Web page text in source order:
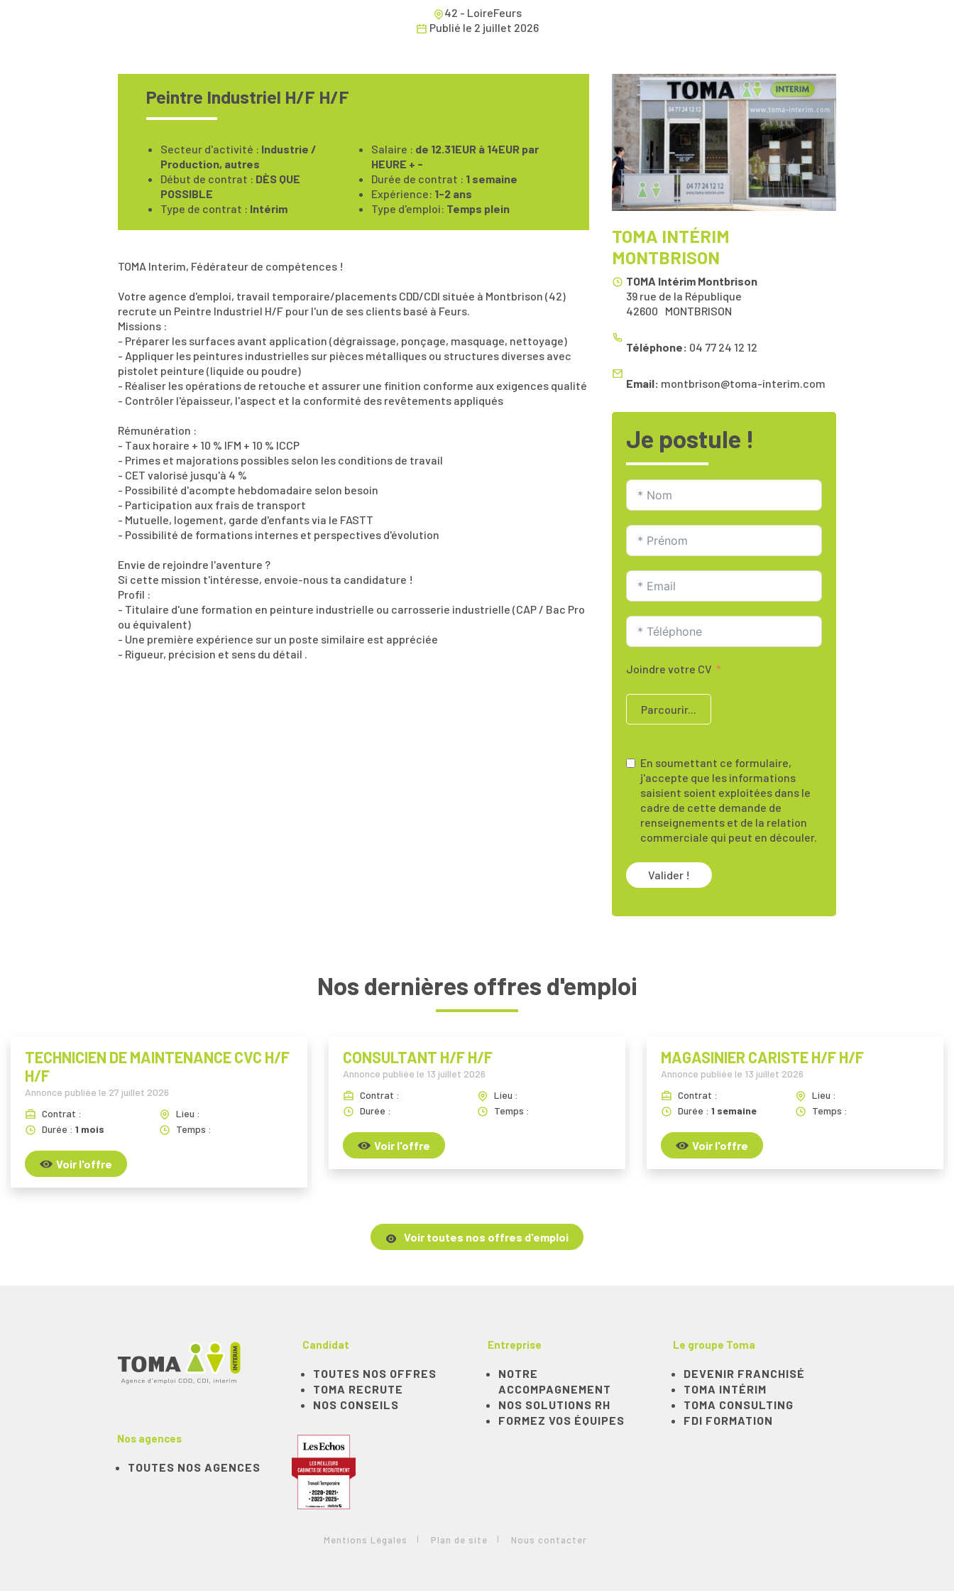
42 - LoireFeurs
Publié le 2 juillet 2026
Peintre Industriel H/F H/F
Secteur d'activité : Industrie /
Production, autres
Début de contrat : DÈS QUE
POSSIBLE
Type de contrat : Intérim
Salaire : de 12.31EUR à 14EUR par
HEURE + -
Durée de contrat : 1 semaine
Expérience: 1-2 ans
Type d'emploi: Temps plein
TOMA Interim, Fédérateur de compétences !
Votre agence d'emploi, travail temporaire/placements CDD/CDI située à Montbrison (42)
recrute un Peintre Industriel H/F pour l'un de ses clients basé à Feurs.
Missions :
- Préparer les surfaces avant application (dégraissage, ponçage, masquage, nettoyage)
- Appliquer les peintures industrielles sur pièces métalliques ou structures diverses avec
pistolet peinture (liquide ou poudre)
- Réaliser les opérations de retouche et assurer une finition conforme aux exigences qualité
- Contrôler l'épaisseur, l'aspect et la conformité des revêtements appliqués
Rémunération :
- Taux horaire + 10 % IFM + 10 % ICCP
- Primes et majorations possibles selon les conditions de travail
- CET valorisé jusqu'à 4 %
- Possibilité d'acompte hebdomadaire selon besoin
- Participation aux frais de transport
- Mutuelle, logement, garde d'enfants via le FASTT
- Possibilité de formations internes et perspectives d'évolution
Envie de rejoindre l'aventure ?
Si cette mission t'intéresse, envoie-nous ta candidature !
Profil :
- Titulaire d'une formation en peinture industrielle ou carrosserie industrielle (CAP / Bac Pro
ou équivalent)
- Une première expérience sur un poste similaire est appréciée
- Rigueur, précision et sens du détail .
TOMA INTÉRIM
MONTBRISON
TOMA Intérim Montbrison
39 rue de la République
MONTBRISON
42600
Téléphone: 04 77 24 12 12
Email: montbrison@toma-interim.com
Je postule !
Joindre votre CV
Parcourir...
En soumettant ce formulaire,
j'accepte que les informations
saisient soient exploitées dans le
cadre de cette demande de
renseignements et de la relation
commerciale qui peut en découler.
Valider !
Nos dernières offres d'emploi
TECHNICIEN DE MAINTENANCE CVC H/F
H/F
Annonce publiée le 27 juillet 2026
Contrat :
Lieu :
Durée : 1 mois Temps :
Voir l'offre
CONSULTANT H/F H/F
Annonce publiée le 13 juillet 2026
Contrat :
Lieu :
Durée :
Temps :
Voir l'offre
MAGASINIER CARISTE H/F H/F
Annonce publiée le 13 juillet 2026
Contrat :
Lieu :
Durée : 1 semaine Temps :
Voir l'offre
Voir toutes nos offres d'emploi
Nos agences
TOUTES NOS AGENCES
Candidat
TOUTES NOS OFFRES
TOMA RECRUTE
NOS CONSEILS
Entreprise
NOTRE
ACCOMPAGNEMENT
NOS SOLUTIONS RH
FORMEZ VOS ÉQUIPES
Le groupe Toma
DEVENIR FRANCHISÉ
TOMA INTÉRIM
TOMA CONSULTING
FDI FORMATION
Mentions Légales Plan de site Nous contacter